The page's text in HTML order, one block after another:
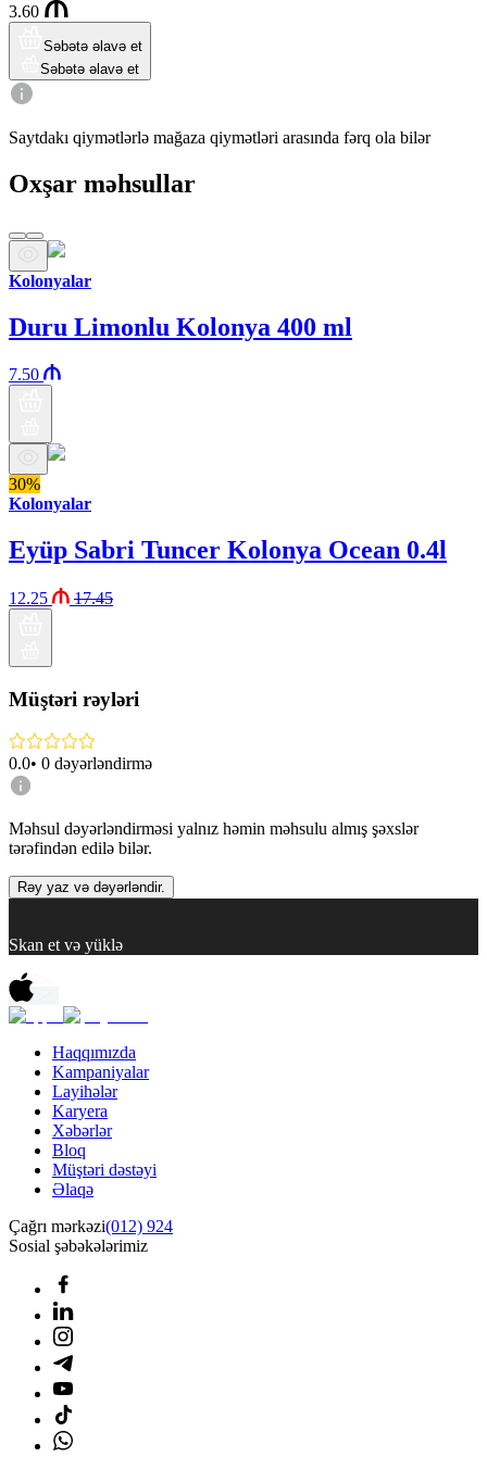
3.60
Səbətə əlavə et
Səbətə əlavə et
Saytdakı qiymətlərlə mağaza qiymətləri arasında fərq ola bilər
Oxşar məhsullar
Kolonyalar
Duru Limonlu Kolonya 400 ml
7.50
30%
Kolonyalar
Eyüp Sabri Tuncer Kolonya Ocean 0.4l
12.25 17.45
Müştəri rəyləri
0.0• 0 dəyərləndirmə
Məhsul dəyərləndirməsi yalnız həmin məhsulu almış şəxslər
tərəfindən edilə bilər.
Rəy yaz və dəyərləndir.
Skan et və yüklə
Haqqımızda
Kampaniyalar
Layihələr
Karyera
Xəbərlər
Bloq
Müştəri dəstəyi
Əlaqə
Çağrı mərkəzi(012) 924
Sosial şəbəkələrimiz